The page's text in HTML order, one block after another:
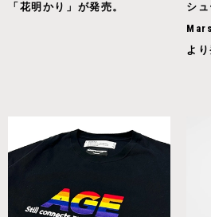
「花明かり」が発売。
シ
よ